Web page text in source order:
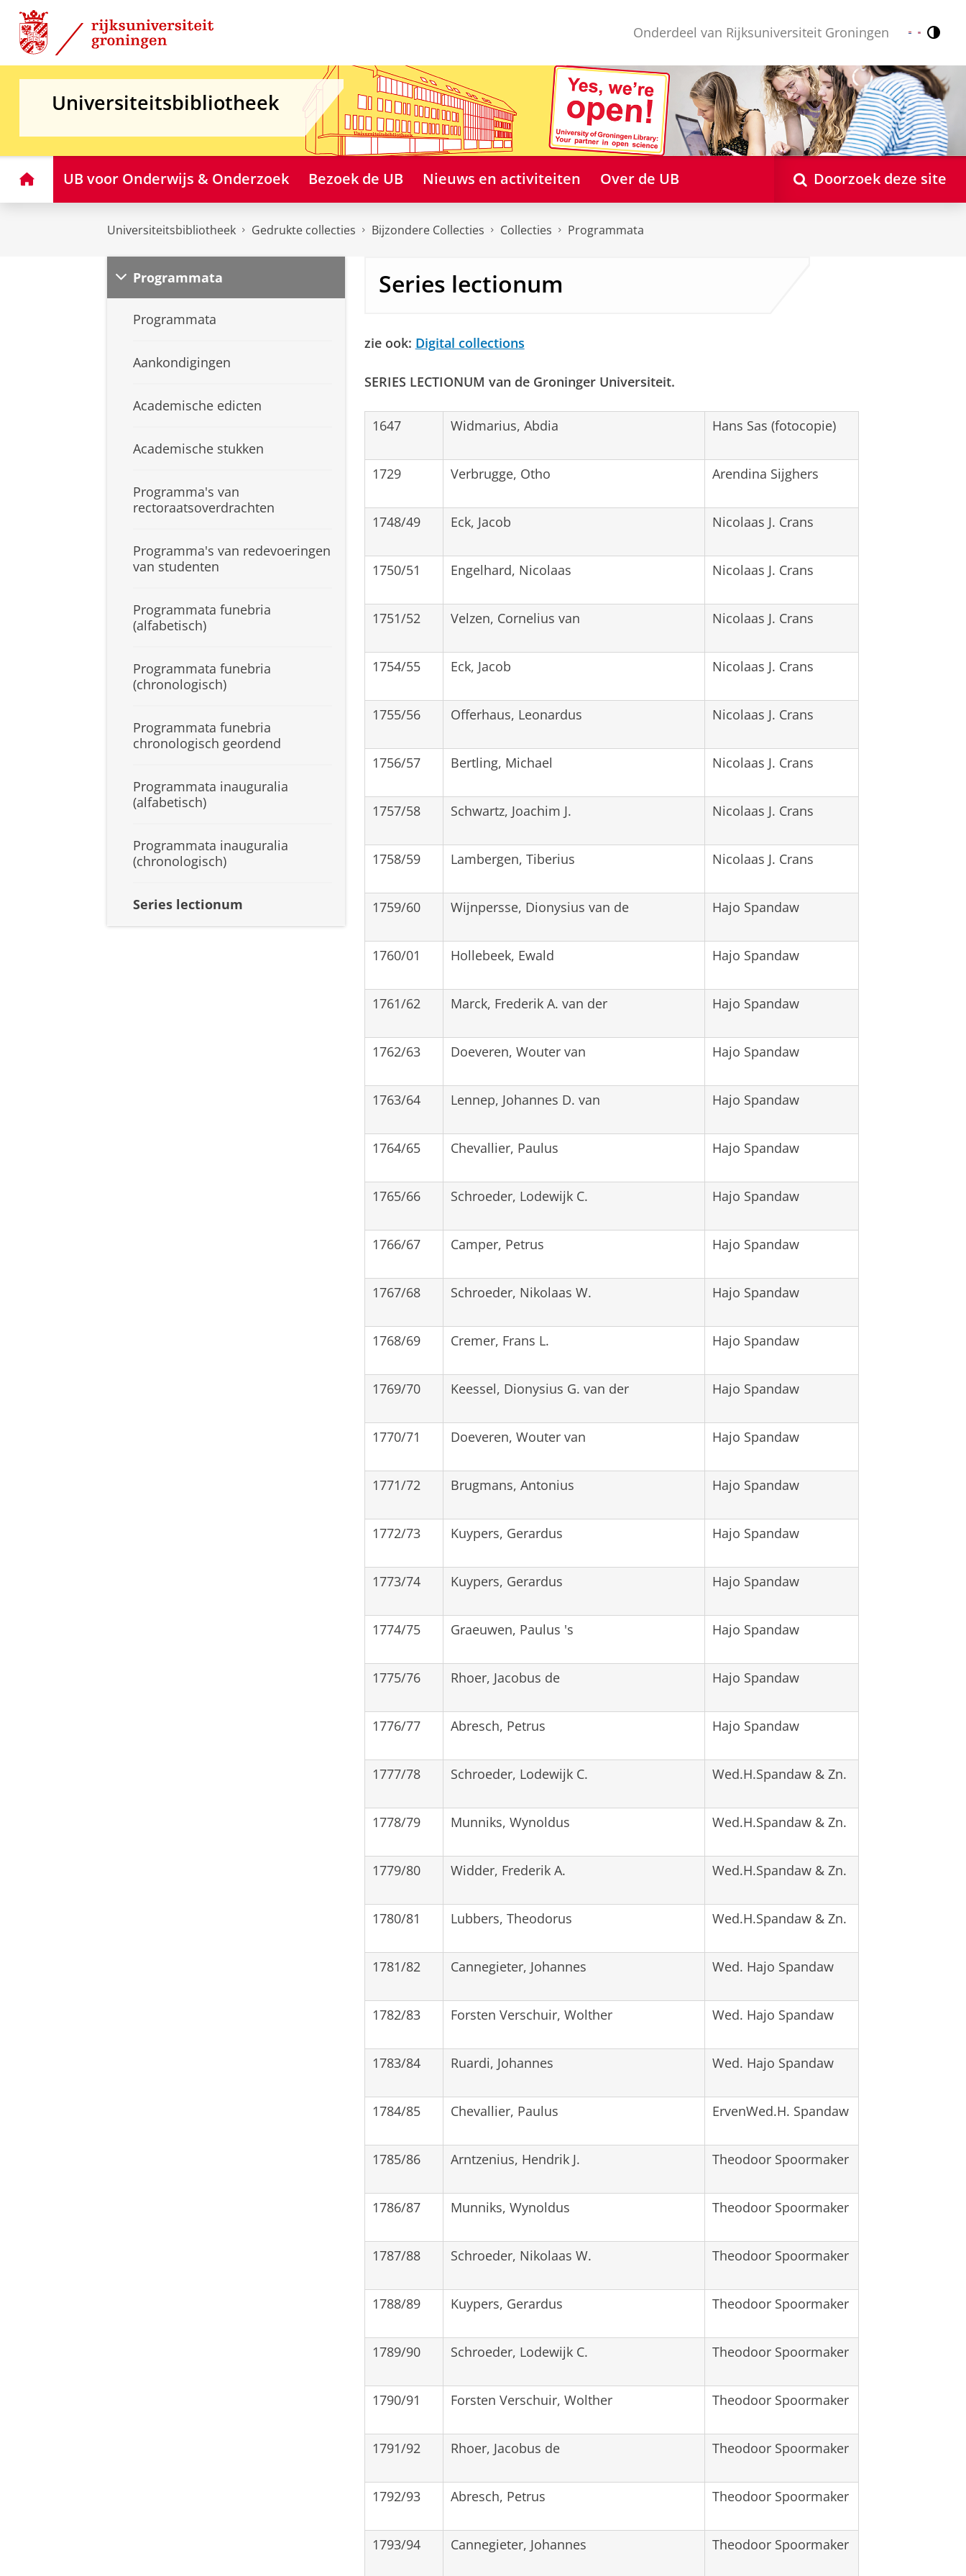
Skip
Content
Skip
Navigation
Onderdeel van Rijksuniversiteit Groningen Nederlands
English
Universiteitsbibliotheek
HomeUB voor Onderwijs & Onderzoek Bezoek de UB Nieuws en activiteiten Over de UB Doorzoek deze site
Universiteitsbibliotheek Gedrukte collecties Bijzondere Collecties Collecties Programmata
Programmata
Programmata
Aankondigingen
Academische edicten
Academische stukken
Programma's van
rectoraatsoverdrachten
Programma's van redevoeringen
van studenten
Programmata funebria
(alfabetisch)
Programmata funebria
(chronologisch)
Programmata funebria
chronologisch geordend
Programmata inauguralia
(alfabetisch)
Programmata inauguralia
(chronologisch)
Series lectionum
Series lectionum
zie ook: Digital collections
SERIES LECTIONUM van de Groninger Universiteit.
1647 Widmarius, Abdia Hans Sas (fotocopie)
1729 Verbrugge, Otho Arendina Sijghers
1748/49 Eck, Jacob Nicolaas J. Crans
1750/51 Engelhard, Nicolaas Nicolaas J. Crans
1751/52 Velzen, Cornelius van Nicolaas J. Crans
1754/55 Eck, Jacob Nicolaas J. Crans
1755/56 Offerhaus, Leonardus Nicolaas J. Crans
1756/57 Bertling, Michael Nicolaas J. Crans
1757/58 Schwartz, Joachim J. Nicolaas J. Crans
1758/59 Lambergen, Tiberius Nicolaas J. Crans
1759/60 Wijnpersse, Dionysius van de Hajo Spandaw
1760/01 Hollebeek, Ewald Hajo Spandaw
1761/62 Marck, Frederik A. van der Hajo Spandaw
1762/63 Doeveren, Wouter van Hajo Spandaw
1763/64 Lennep, Johannes D. van Hajo Spandaw
1764/65 Chevallier, Paulus Hajo Spandaw
1765/66 Schroeder, Lodewijk C. Hajo Spandaw
1766/67 Camper, Petrus Hajo Spandaw
1767/68 Schroeder, Nikolaas W. Hajo Spandaw
1768/69 Cremer, Frans L. Hajo Spandaw
1769/70 Keessel, Dionysius G. van der Hajo Spandaw
1770/71 Doeveren, Wouter van Hajo Spandaw
1771/72 Brugmans, Antonius Hajo Spandaw
1772/73 Kuypers, Gerardus Hajo Spandaw
1773/74 Kuypers, Gerardus Hajo Spandaw
1774/75 Graeuwen, Paulus 's Hajo Spandaw
1775/76 Rhoer, Jacobus de Hajo Spandaw
1776/77 Abresch, Petrus Hajo Spandaw
1777/78 Schroeder, Lodewijk C. Wed.H.Spandaw & Zn.
1778/79 Munniks, Wynoldus Wed.H.Spandaw & Zn.
1779/80 Widder, Frederik A. Wed.H.Spandaw & Zn.
1780/81 Lubbers, Theodorus Wed.H.Spandaw & Zn.
1781/82 Cannegieter, Johannes Wed. Hajo Spandaw
1782/83 Forsten Verschuir, Wolther Wed. Hajo Spandaw
1783/84 Ruardi, Johannes Wed. Hajo Spandaw
1784/85 Chevallier, Paulus ErvenWed.H. Spandaw
1785/86 Arntzenius, Hendrik J. Theodoor Spoormaker
1786/87 Munniks, Wynoldus Theodoor Spoormaker
1787/88 Schroeder, Nikolaas W. Theodoor Spoormaker
1788/89 Kuypers, Gerardus Theodoor Spoormaker
1789/90 Schroeder, Lodewijk C. Theodoor Spoormaker
1790/91 Forsten Verschuir, Wolther Theodoor Spoormaker
1791/92 Rhoer, Jacobus de Theodoor Spoormaker
1792/93 Abresch, Petrus Theodoor Spoormaker
1793/94 Cannegieter, Johannes Theodoor Spoormaker